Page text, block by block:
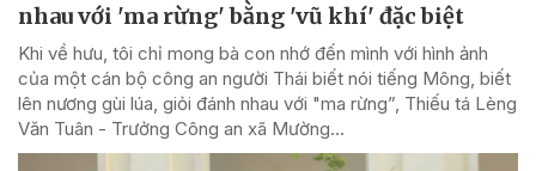
nhau với 'ma rừng' bằng 'vũ khí' đặc biệt
Khi về hưu, tôi chỉ mong bà con nhớ đến mình với hình ảnh
của một cán bộ công an người Thái biết nói tiếng Mông, biết
lên nương gùi lúa, giỏi đánh nhau với "ma rừng”, Thiếu tá Lèng
Văn Tuân - Trưởng Công an xã Mường...